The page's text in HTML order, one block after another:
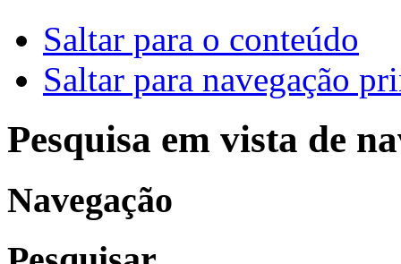
Saltar para o conteúdo
Saltar para navegação
Pesquisa em vista de
Navegação